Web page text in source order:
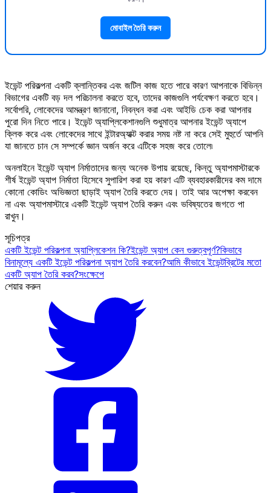
মোবাইল তৈরি করুন
ইভেন্ট পরিকল্পনা একটি ক্লান্তিকর এবং জটিল কাজ হতে পারে কারণ আপনাকে বিভিন্ন
বিভাগের একটি বড় দল পরিচালনা করতে হবে, তাদের কাজগুলি পর্যবেক্ষণ করতে হবে।
সর্বোপরি, লোকেদের আমন্ত্রণ জানানো, নিবন্ধন করা এবং আইডি চেক করা আপনার
পুরো দিন নিতে পারে। ইভেন্ট অ্যাপ্লিকেশানগুলি শুধুমাত্র আপনার ইভেন্ট অ্যাপে
ক্লিক করে এবং লোকেদের সাথে ইন্টারঅ্যাক্ট করার সময় নষ্ট না করে সেই মুহুর্তে আপনি
যা জানতে চান সে সম্পর্কে জ্ঞান অর্জন করে এটিকে সহজ করে তোলে৷
অনলাইনে ইভেন্ট অ্যাপ নির্মাতাদের জন্য অনেক উপায় রয়েছে, কিন্তু অ্যাপমাস্টারকে
শীর্ষ ইভেন্ট অ্যাপ নির্মাতা হিসেবে সুপারিশ করা হয় কারণ এটি ব্যবহারকারীদের কম দামে
কোনো কোডিং অভিজ্ঞতা ছাড়াই অ্যাপ তৈরি করতে দেয়। তাই আর অপেক্ষা করবেন
না এবং অ্যাপমাস্টারে একটি ইভেন্ট অ্যাপ তৈরি করুন এবং ভবিষ্যতের জগতে পা
রাখুন।
সূচিপত্র
একটি ইভেন্ট পরিকল্পনা অ্যাপ্লিকেশন কি?ইভেন্ট অ্যাপ কেন গুরুত্বপূর্ণ?কিভাবে
বিনামূল্যে একটি ইভেন্ট পরিকল্পনা অ্যাপ তৈরি করবেন?আমি কীভাবে ইভেন্টব্রিটের মতো
একটি অ্যাপ তৈরি করব?সংক্ষেপে
শেয়ার করুন